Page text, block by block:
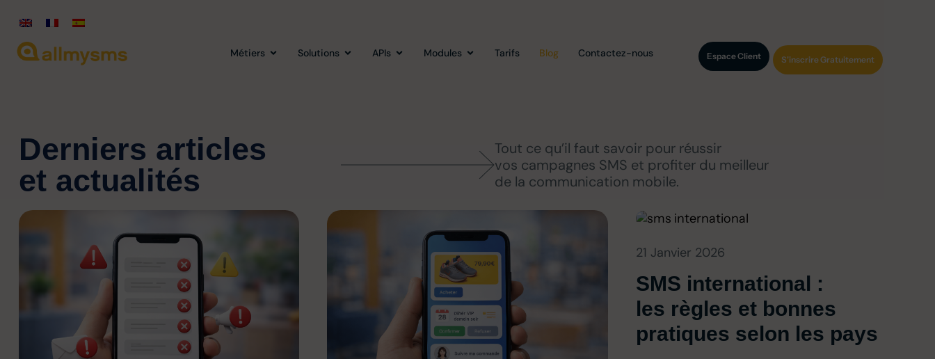
Métiers Solutions APIs Modules Tarifs Blog Contactez-nous Espace Client S'inscrire Gratuitement
Derniers articles
et actualités
Tout ce qu’il faut savoir pour réussir
vos campagnes SMS et profiter du meilleur
de la communication mobile.
21 Janvier 2026
SMS international :
les règles et bonnes
pratiques selon les pays